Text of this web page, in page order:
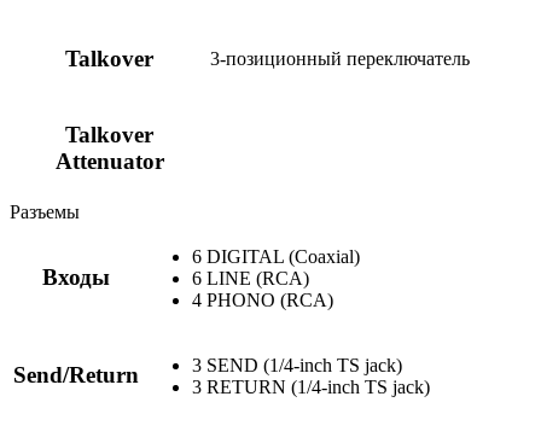
Talkover 3-позиционный переключатель
Talkover
Attenuator
Разъемы
Входы
6 DIGITAL (Coaxial)
6 LINE (RCA)
4 PHONO (RCA)
Send/Return
3 SEND (1/4-inch TS jack)
3 RETURN (1/4-inch TS jack)